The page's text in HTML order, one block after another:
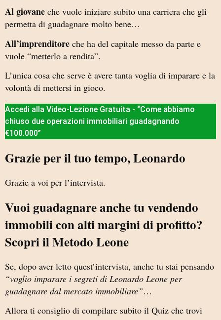
Al giovane che vuole iniziare subito una carriera che gli
permetta di guadagnare molto bene…
All’imprenditore che ha del capitale messo da parte e
vuole “metterlo a rendita”.
L’unica cosa che serve è avere tanta voglia di imparare e la
volontà di mettersi in gioco.
Accedi alla Video-Lezione Gratuita - “Come abbiamo
chiuso due operazioni immobiliari guadagnando
€100.000”
Grazie per il tuo tempo, Leonardo
Grazie a voi per l’intervista.
Vuoi guadagnare anche tu vendendo
immobili con alti margini di profitto?
Scopri il Metodo Leone
Se, dopo aver letto quest’intervista, anche tu stai pensando
“voglio imparare i segreti di Leonardo Leone per
guadagnare dal mercato immobiliare”…
Allora ti consiglio di compilare subito il Quiz che trovi